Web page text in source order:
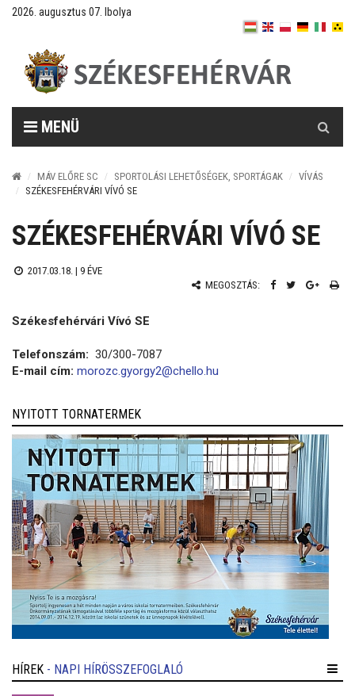
2026. augusztus 07. Ibolya
MENÜ
MÁV ELŐRE SC SPORTOLÁSI LEHETŐSÉGEK, SPORTÁGAK
VÍVÁS
SZÉKESFEHÉRVÁRI VÍVÓ SE
SZÉKESFEHÉRVÁRI VÍVÓ SE
2017.03.18. | 9 ÉVE
MEGOSZTÁS:
Székesfehérvári Vívó SE
Telefonszám: 30/300-7087
E-mail cím: morozc.gyorgy2@chello.hu
NYITOTT TORNATERMEK
HÍREK - NAPI HÍRÖSSZEFOGLALÓ